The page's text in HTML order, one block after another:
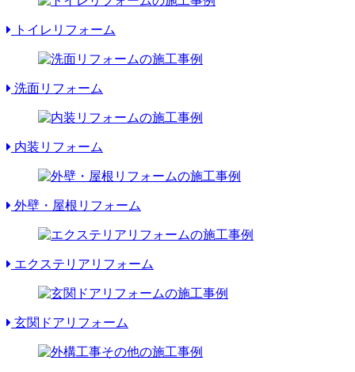
トイレリフォーム
洗面リフォーム
内装リフォーム
外壁・屋根リフォーム
エクステリアリフォーム
玄関ドアリフォーム